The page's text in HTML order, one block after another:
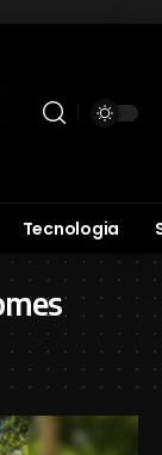
Tecnologia